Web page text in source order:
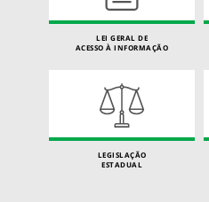
LEI GERAL DE
ACESSO À INFORMAÇÃO
LEGISLAÇÃO
ESTADUAL